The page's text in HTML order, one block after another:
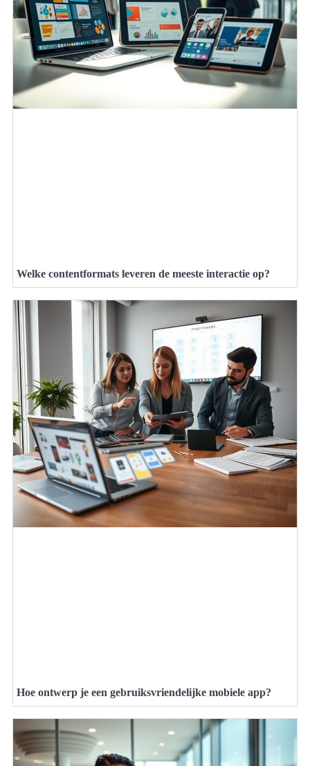
Welke contentformats leveren de meeste interactie op?
Hoe ontwerp je een gebruiksvriendelijke mobiele app?